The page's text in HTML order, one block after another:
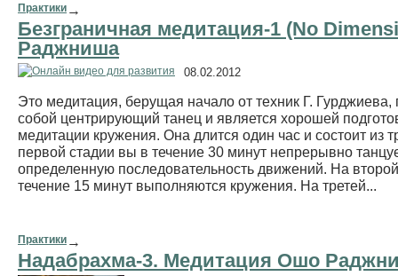
Практики →
Безграничная медитация-1 (No
Раджниша
08.02.2012
Это медитация, берущая начало от техник Г. Гурджиева,
собой центрирующий танец и является хорошей
медитации кружения. Она длится один час и состоит из
первой стадии вы в течение 30 минут непрерывно
определенную последовательность движений. На
течение 15 минут выполняются кружения. На третей...
Практики →
Надабрахма-3. Медитация Ошо